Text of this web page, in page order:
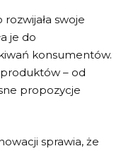
swoje
je do
konsumentów.
– od
propozycje
sprawia, że